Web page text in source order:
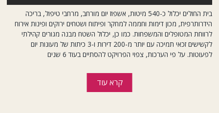
בית החולים יכלול כ-540 מיטות, אשפוז יום מורחב, מרחבי טיפול, בריכה
הידרותרפית, מכון דימות וחממה למחקר ופיתוח ושטחים ירוקים ופינות אירוח
לרווחת המטופלים והמשפחות. כמו כן, יכלול השטח מבנה מגורים קהילתי
לקשישים זכאי תמיכה עם יותר מ-200 דירות ו-3 כיתות של מעונות יום
לפעוטות. על פי הערכות, צפוי הפרויקט להסתיים בעוד 6 שנים
קרא עוד